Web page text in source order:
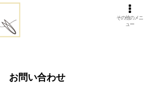
その他のメニ
ュー
お問い合わせ